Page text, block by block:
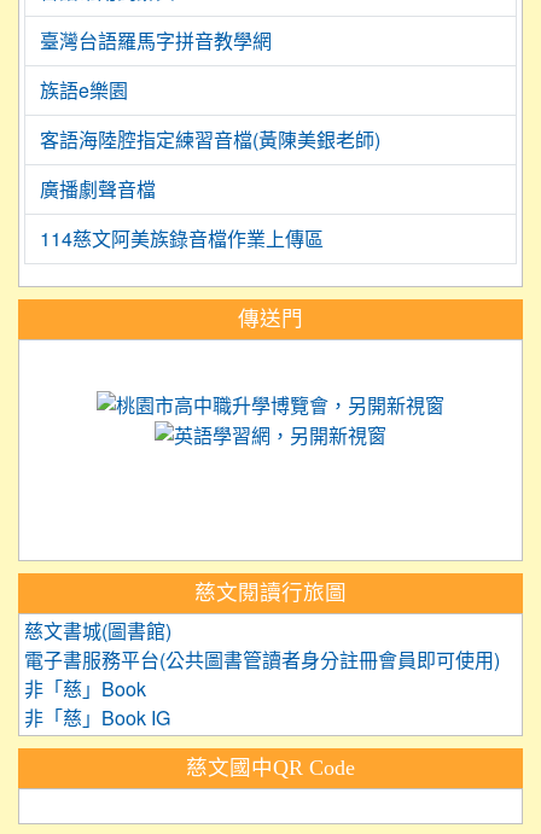
臺灣台語羅馬字拼音教學網
族語e樂園
客語海陸腔指定練習音檔(黃陳美銀老師)
廣播劇聲音檔
114慈文阿美族錄音檔作業上傳區
傳送門
慈文閱讀行旅圖
慈文書城(圖書館)
電子書服務平台(公共圖書管讀者身分註冊會員即可使用)
非「慈」Book
非「慈」Book IG
慈文國中QR Code